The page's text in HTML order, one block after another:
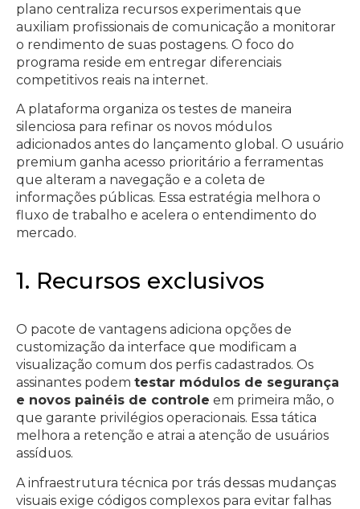
plano centraliza recursos experimentais que
auxiliam profissionais de comunicação a monitorar
o rendimento de suas postagens. O foco do
programa reside em entregar diferenciais
competitivos reais na internet.
A plataforma organiza os testes de maneira
silenciosa para refinar os novos módulos
adicionados antes do lançamento global. O usuário
premium ganha acesso prioritário a ferramentas
que alteram a navegação e a coleta de
informações públicas. Essa estratégia melhora o
fluxo de trabalho e acelera o entendimento do
mercado.
1. Recursos exclusivos
O pacote de vantagens adiciona opções de
customização da interface que modificam a
visualização comum dos perfis cadastrados. Os
assinantes podem testar módulos de segurança
e novos painéis de controle em primeira mão, o
que garante privilégios operacionais. Essa tática
melhora a retenção e atrai a atenção de usuários
assíduos.
A infraestrutura técnica por trás dessas mudanças
visuais exige códigos complexos para evitar falhas